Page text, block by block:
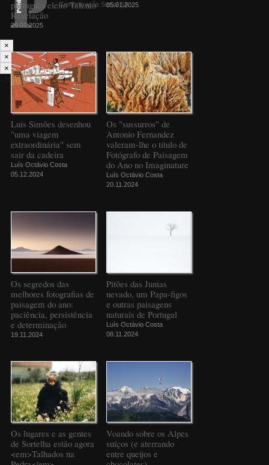
português eleito Talento
Revelação
29.01.2025
05.01.2025
Luís Simões desenhou
"uma viagem
extraordinária" sem
sair da cadeira
Luís Octávio Costa
05.12.2024
Os "sussurros" de
Antonio Fernandez
valeram-lhe o título de
Fotógrafo de Paisagem
do Ano no Imaginature
Luís Octávio Costa
20.11.2024
Os segredos das
melhores fotografias de
paisagem do ano:
paciência, persistência
e determinação
19.11.2024
Pitões das Junias
nevado, um Papa-figos
e outras paisagens
naturais de Portugal
Luís Octávio Costa
08.11.2024
Os lugares e as gentes
de Sortelha estão agora
<em>Talhados na
Voando sobre os Alpes
suíços (e aterrando
entre queijos e
Comunicação Social SA
×
×
×
--%>